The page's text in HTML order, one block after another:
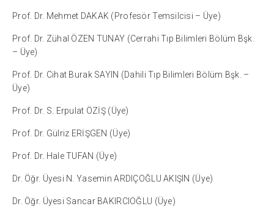
Prof. Dr. Mehmet DAKAK (Profesör Temsilcisi – Üye)
Prof. Dr. Zühal ÖZEN TUNAY (Cerrahi Tıp Bilimleri Bölüm Bşk.
– Üye)
Prof. Dr. Cihat Burak SAYIN (Dahili Tıp Bilimleri Bölüm Bşk. –
Üye)
Prof. Dr. S. Erpulat ÖZİŞ (Üye)
Prof. Dr. Gülriz ERİŞGEN (Üye)
Prof. Dr. Hale TUFAN (Üye)
Dr. Öğr. Üyesi N. Yasemin ARDIÇOĞLU AKIŞIN (Üye)
Dr. Öğr. Üyesi Sancar BAKIRCIOĞLU (Üye)